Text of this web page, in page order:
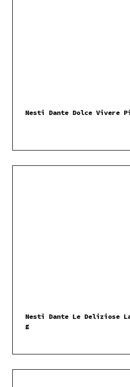
Nesti Dante Dolce Vivere
Nesti Dante Le Deliziose
g